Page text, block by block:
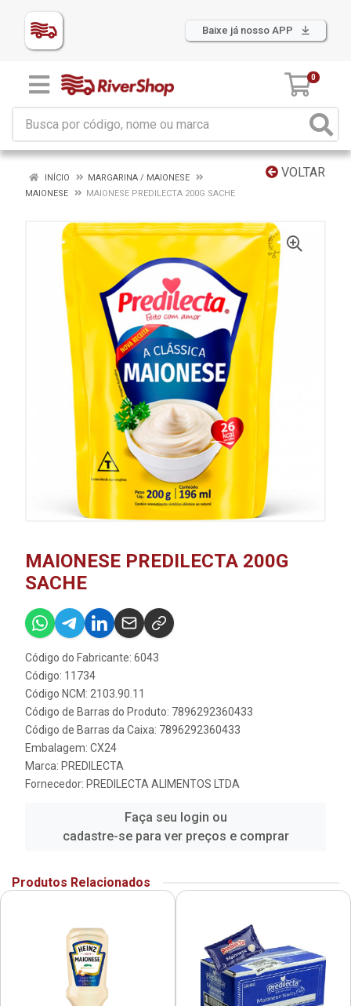
Baixe já nosso APP
0
VOLTAR
INÍCIO
MARGARINA / MAIONESE
MAIONESE
MAIONESE PREDILECTA 200G SACHE
MAIONESE PREDILECTA 200G
SACHE
Código do Fabricante: 6043
Código: 11734
Código NCM: 2103.90.11
Código de Barras do Produto: 7896292360433
Código de Barras da Caixa: 7896292360433
Embalagem: CX24
Marca: PREDILECTA
Fornecedor: PREDILECTA ALIMENTOS LTDA
Faça seu login ou
cadastre-se para ver preços e comprar
Produtos Relacionados